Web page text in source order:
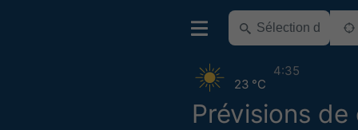
Prévisions de
23 °C
4:35